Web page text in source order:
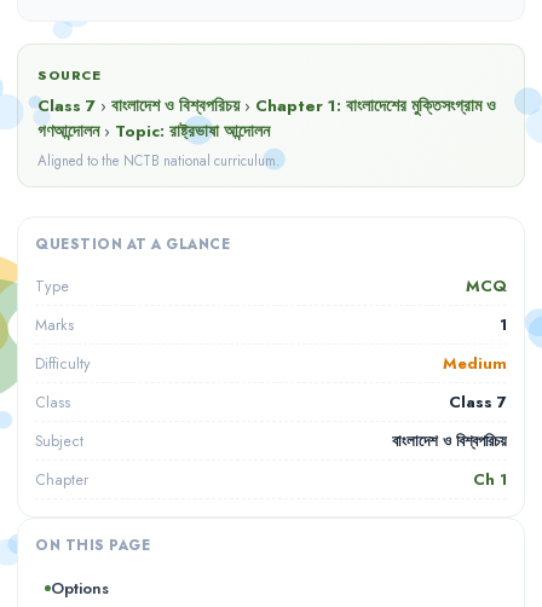
SOURCE
Class 7 › বাংলাদেশ ও বিশ্বপরিচয় › Chapter 1: বাংলাদেশের মুক্তিসংগ্রাম ও
গণআন্দোলন › Topic: রাষ্ট্রভাষা আন্দোলন
Aligned to the NCTB national curriculum.
QUESTION AT A GLANCE
Type MCQ
Marks 1
Difficulty Medium
Class Class 7
Subject বাংলাদেশ ও বিশ্বপরিচয়
Chapter Ch 1
ON THIS PAGE
Options